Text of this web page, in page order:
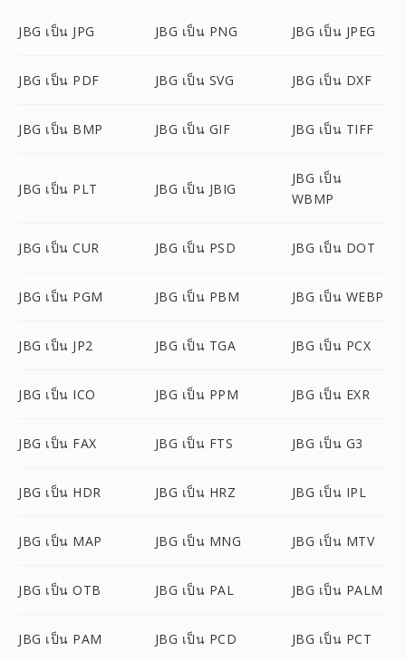
JBG เป็น JPG JBG เป็น PNG JBG เป็น JPEG
JBG เป็น PDF JBG เป็น SVG JBG เป็น DXF
JBG เป็น BMP JBG เป็น GIF JBG เป็น TIFF
JBG เป็น PLT JBG เป็น JBIG
JBG เป็น
WBMP
JBG เป็น CUR JBG เป็น PSD JBG เป็น DOT
JBG เป็น PGM JBG เป็น PBM JBG เป็น WEBP
JBG เป็น JP2 JBG เป็น TGA JBG เป็น PCX
JBG เป็น ICO JBG เป็น PPM JBG เป็น EXR
JBG เป็น FAX JBG เป็น FTS JBG เป็น G3
JBG เป็น HDR JBG เป็น HRZ JBG เป็น IPL
JBG เป็น MAP JBG เป็น MNG JBG เป็น MTV
JBG เป็น OTB JBG เป็น PAL JBG เป็น PALM
JBG เป็น PAM JBG เป็น PCD JBG เป็น PCT